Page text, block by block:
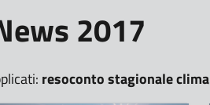
2017
resoconto stagionale clima